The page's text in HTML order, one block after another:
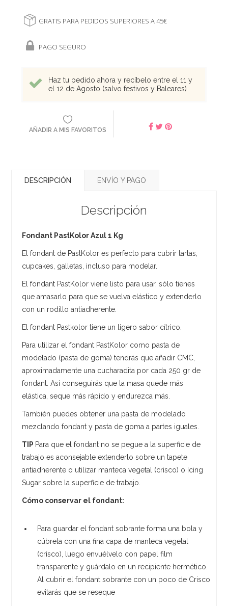
GRATIS PARA PEDIDOS SUPERIORES A 45€
PAGO SEGURO
Haz tu pedido ahora y recíbelo entre el 11 y
el 12 de Agosto (salvo festivos y Baleares)
AÑADIR A MIS FAVORITOS
DESCRIPCIÓN ENVÍO Y PAGO
Descripción
Fondant PastKolor Azul 1 Kg
El fondant de PastKolor es perfecto para cubrir tartas,
cupcakes, galletas, incluso para modelar.
El fondant PastKolor viene listo para usar, sólo tienes
que amasarlo para que se vuelva elástico y extenderlo
con un rodillo antiadherente.
El fondant Pastkolor tiene un ligero sabor cítrico.
Para utilizar el fondant PastKolor como pasta de
modelado (pasta de goma) tendrás que añadir CMC,
aproximadamente una cucharadita por cada 250 gr de
fondant. Así conseguirás que la masa quede más
elástica, seque más rápido y endurezca más.
También puedes obtener una pasta de modelado
mezclando fondant y pasta de goma a partes iguales.
TIP Para que el fondant no se pegue a la superficie de
trabajo es aconsejable extenderlo sobre un tapete
antiadherente o utilizar manteca vegetal (crisco) o Icing
Sugar sobre la superficie de trabajo.
Cómo conservar el fondant:
Para guardar el fondant sobrante forma una bola y
cúbrela con una fina capa de manteca vegetal
(crisco), luego envuélvelo con papel film
transparente y guárdalo en un recipiente hermético.
Al cubrir el fondant sobrante con un poco de Crisco
evitarás que se reseque